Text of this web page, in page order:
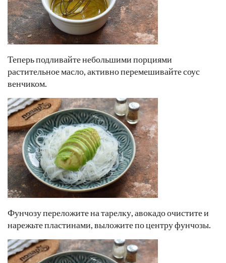
Теперь подливайте небольшими порциями
растительное масло, активно перемешивайте соус
венчиком.
Фунчозу переложите на тарелку, авокадо очистите и
нарежьте пластинами, выложите по центру фунчозы.